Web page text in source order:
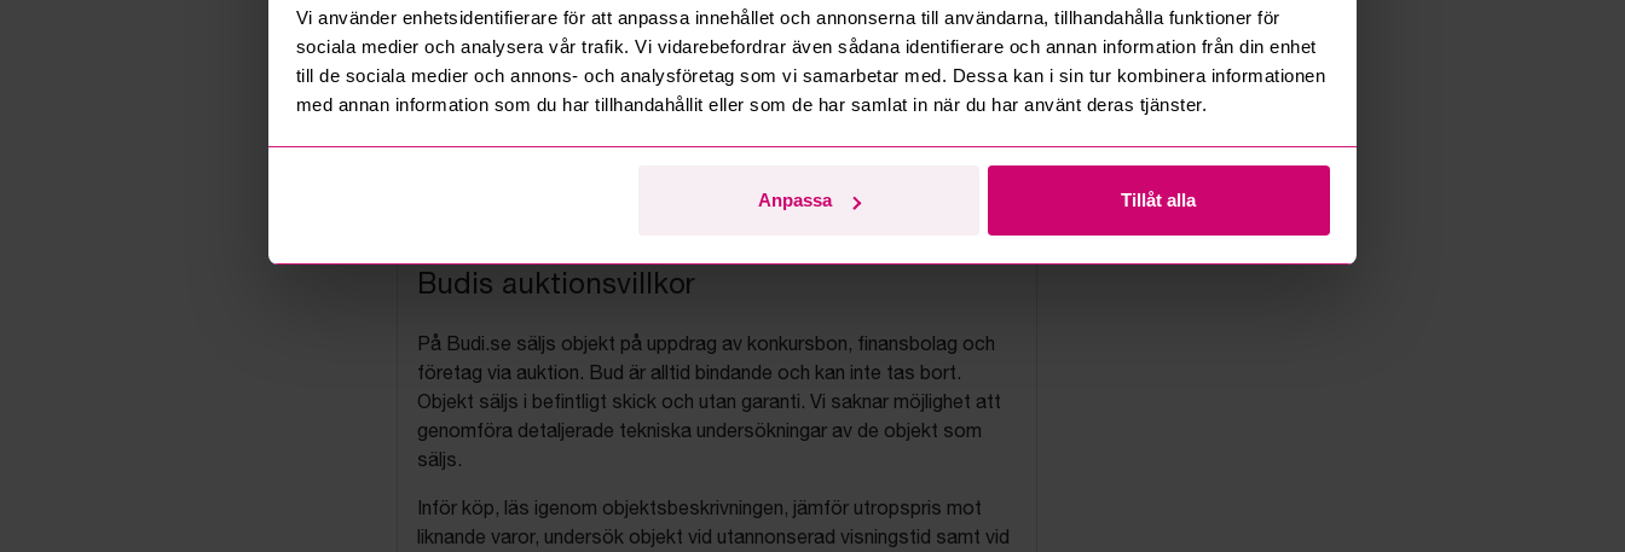
Vi använder enhetsidentifierare för att anpassa innehållet och annonserna till användarna, tillhandahålla funktioner för
sociala medier och analysera vår trafik. Vi vidarebefordrar även sådana identifierare och annan information från din enhet
till de sociala medier och annons- och analysföretag som vi samarbetar med. Dessa kan i sin tur kombinera informationen
med annan information som du har tillhandahållit eller som de har samlat in när du har använt deras tjänster.
Anpassa Tillåt alla
Budis auktionsvillkor
På Budi.se säljs objekt på uppdrag av konkursbon, finansbolag och
företag via auktion. Bud är alltid bindande och kan inte tas bort.
Objekt säljs i befintligt skick och utan garanti. Vi saknar möjlighet att
genomföra detaljerade tekniska undersökningar av de objekt som
säljs.
Inför köp, läs igenom objektsbeskrivningen, jämför utropspris mot
liknande varor, undersök objekt vid utannonserad visningstid samt vid